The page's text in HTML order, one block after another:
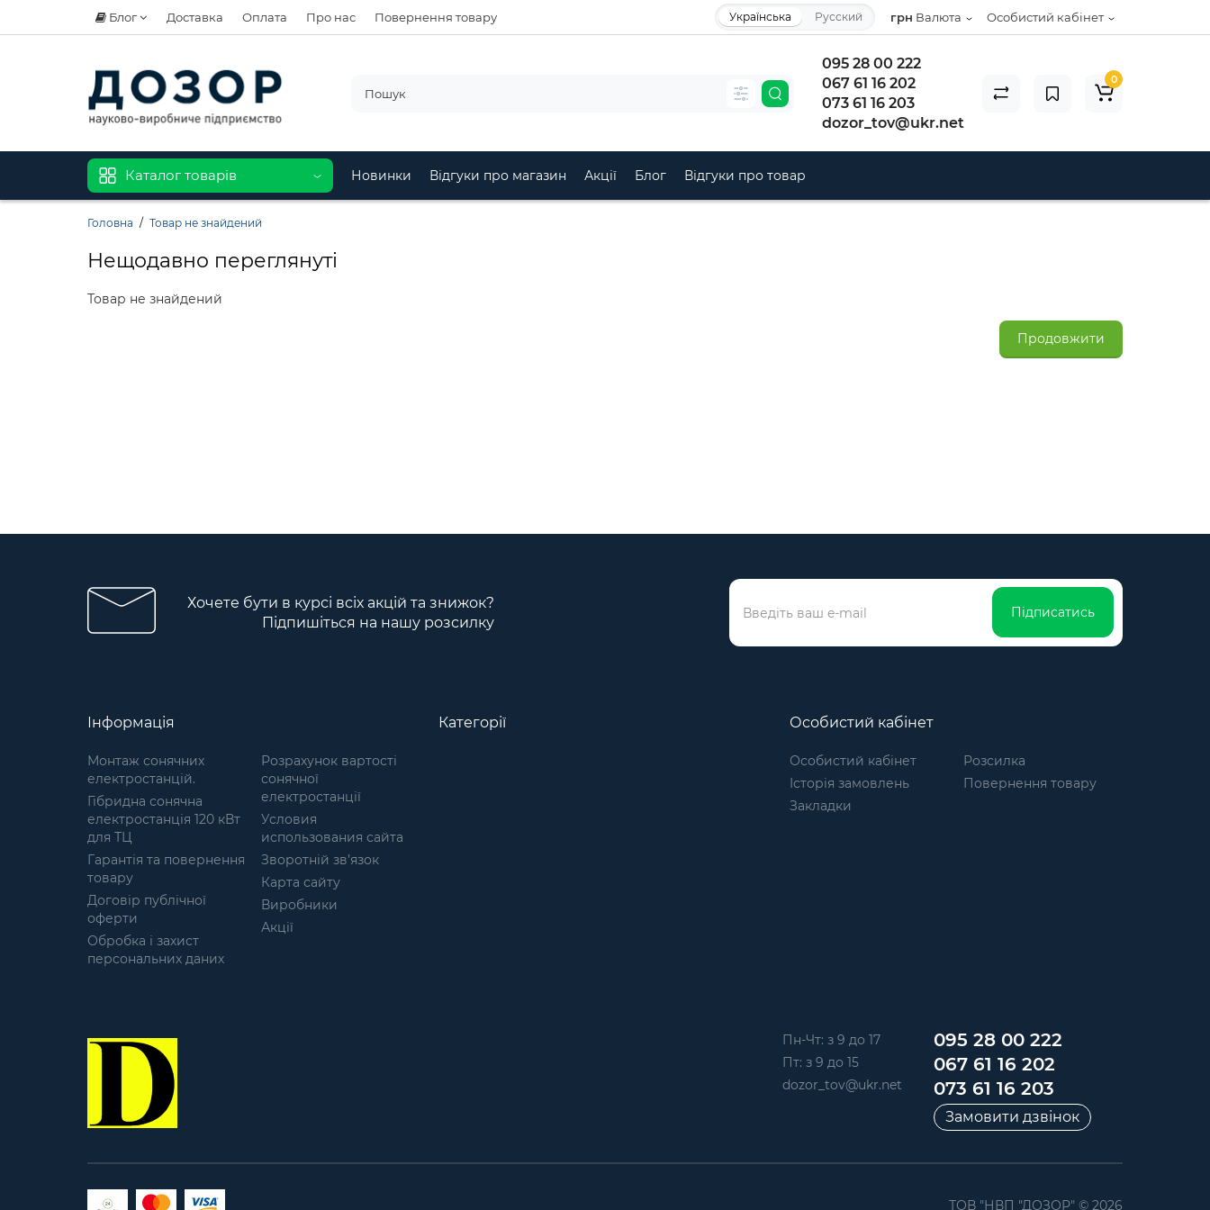
Блог Доставка Оплата Про нас Повернення товару Особистий кабінет
грн Валюта
Українська Русский
095 28 00 222
067 61 16 202
073 61 16 203
dozor_tov@ukr.net
0
Каталог товарів Новинки Відгуки про магазин Акції Блог Відгуки про товар
Головна Товар не знайдений
Нещодавно переглянуті
Товар не знайдений
Продовжити
Хочете бути в курсі всіх акцій та знижок?
Підпишіться на нашу розсилку
Підписатись
Інформація
Монтаж сонячних
електростанцій.
Гібридна сонячна
електростанція 120 кВт
для ТЦ
Гарантія та повернення
товару
Договір публічної
оферти
Обробка і захист
персональних даних
Розрахунок вартості
сонячної
електростанції
Условия
использования сайта
Зворотній зв’язок
Карта сайту
Виробники
Акції
Категорії Особистий кабінет
Особистий кабінет
Історія замовлень
Закладки
Розсилка
Повернення товару
Пн-Чт: з 9 до 17
Пт: з 9 до 15
dozor_tov@ukr.net
095 28 00 222
067 61 16 202
073 61 16 203
Замовити дзвінок
ТОВ "НВП "ДОЗОР" © 2026